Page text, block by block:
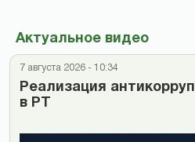
Актуальное видео
7 августа 2026 - 10:34
Реализация
в РТ